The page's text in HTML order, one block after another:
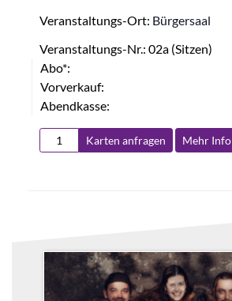
Veranstaltungs-Ort: Bürgersaal
Veranstaltungs-Nr.: 02a (Sitzen)
Abo*:
Vorverkauf:
Abendkasse:
Karten anfragen Mehr Info